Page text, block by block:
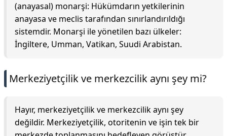
(anayasal) monarşi: Hükümdarın yetkilerinin
anayasa ve meclis tarafından sınırlandırıldığı
sistemdir. Monarşi ile yönetilen bazı ülkeler:
İngiltere, Umman, Vatikan, Suudi Arabistan.
Merkeziyetçilik ve merkezcilik aynı şey mi?
Hayır, merkeziyetçilik ve merkezcilik aynı şey
değildir. Merkeziyetçilik, otoritenin ve işin tek bir